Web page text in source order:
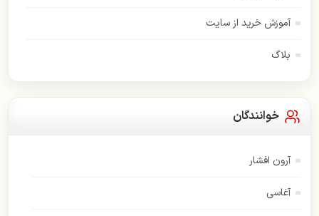
آموزش خرید از سایت
بلاگ
خوانندگان
آرون افشار
آغاسی